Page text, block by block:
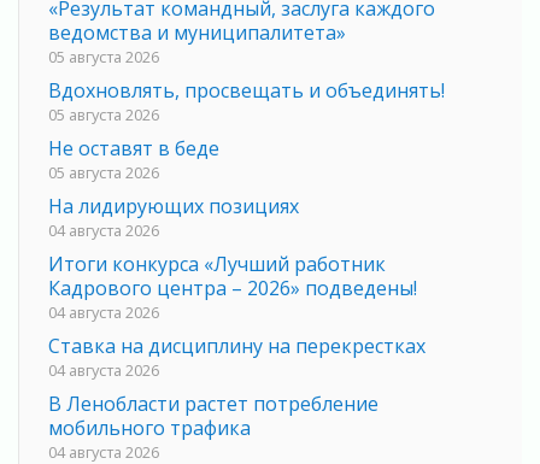
«Результат командный, заслуга каждого
ведомства и муниципалитета»
05 августа 2026
Вдохновлять, просвещать и объединять!
05 августа 2026
Не оставят в беде
05 августа 2026
На лидирующих позициях
04 августа 2026
Итоги конкурса «Лучший работник
Кадрового центра – 2026» подведены!
04 августа 2026
Ставка на дисциплину на перекрестках
04 августа 2026
В Ленобласти растет потребление
мобильного трафика
04 августа 2026